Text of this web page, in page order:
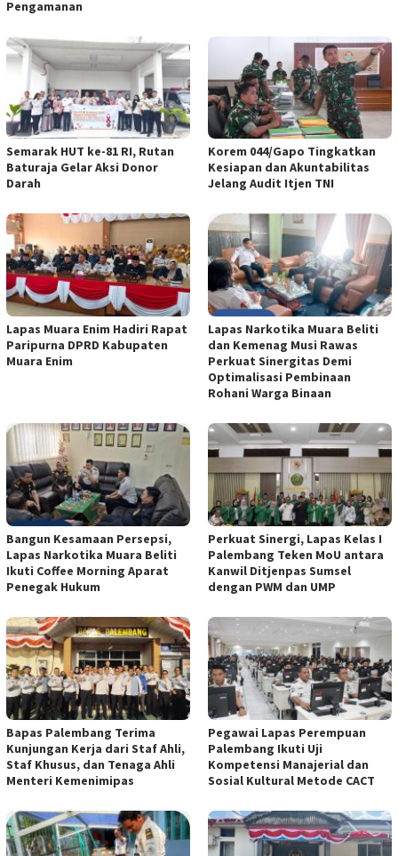
Pengamanan
Semarak HUT ke-81 RI, Rutan
Baturaja Gelar Aksi Donor
Darah
Korem 044/Gapo Tingkatkan
Kesiapan dan Akuntabilitas
Jelang Audit Itjen TNI
Lapas Muara Enim Hadiri Rapat
Paripurna DPRD Kabupaten
Muara Enim
Lapas Narkotika Muara Beliti
dan Kemenag Musi Rawas
Perkuat Sinergitas Demi
Optimalisasi Pembinaan
Rohani Warga Binaan
Bangun Kesamaan Persepsi,
Lapas Narkotika Muara Beliti
Ikuti Coffee Morning Aparat
Penegak Hukum
Perkuat Sinergi, Lapas Kelas I
Palembang Teken MoU antara
Kanwil Ditjenpas Sumsel
dengan PWM dan UMP
Bapas Palembang Terima
Kunjungan Kerja dari Staf Ahli,
Staf Khusus, dan Tenaga Ahli
Menteri Kemenimipas
Pegawai Lapas Perempuan
Palembang Ikuti Uji
Kompetensi Manajerial dan
Sosial Kultural Metode CACT